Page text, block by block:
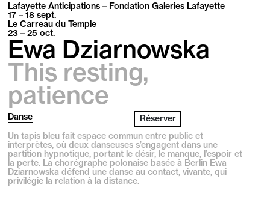
Lafayette Anticipations – Fondation Galeries Lafayette
17 – 18sept.
Le Carreau du Temple
23 – 25oct.
Ewa Dziarnowska
This resting,
patience
Danse
Réserver
Un tapis bleu fait espace commun entre public et
interprètes, où deux danseuses s’engagent dans une
partition hypnotique, portant le désir, le manque, l’espoir et
la perte. La chorégraphe polonaise basée à Berlin Ewa
Dziarnowska défend une danse au contact, vivante, qui
privilégie la relation à la distance.